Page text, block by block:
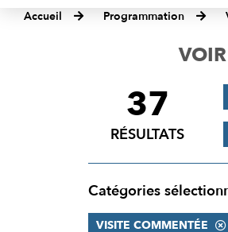
Accueil Programmation
FILTRER
RÉSULTATS
37
RÉSULTATS
Catégories
VISITE COMMENTÉE